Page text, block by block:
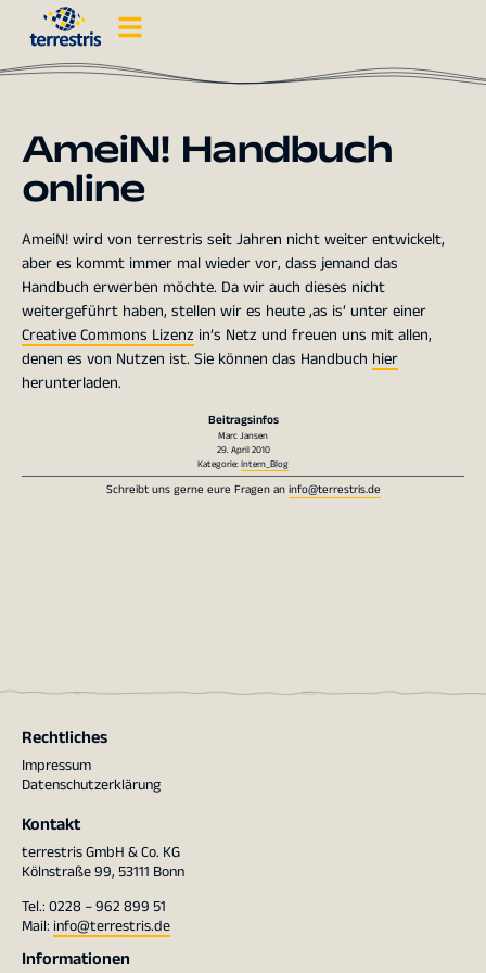
AmeiN! Handbuch
online
AmeiN! wird von terrestris seit Jahren nicht weiter entwickelt,
aber es kommt immer mal wieder vor, dass jemand das
Handbuch erwerben möchte. Da wir auch dieses nicht
weitergeführt haben, stellen wir es heute ‚as is‘ unter einer
Creative Commons Lizenz in’s Netz und freuen uns mit allen,
denen es von Nutzen ist. Sie können das Handbuch hier
herunterladen.
Beitragsinfos
Marc Jansen
29. April 2010
Kategorie:Intern_Blog
Schreibt uns gerne eure Fragen aninfo@terrestris.de
Rechtliches
Impressum
Datenschutzerklärung
Kontakt
terrestris GmbH & Co. KG
Kölnstraße 99, 53111 Bonn
Tel.: 0228 – 962 899 51
Mail: info@terrestris.de
Informationen